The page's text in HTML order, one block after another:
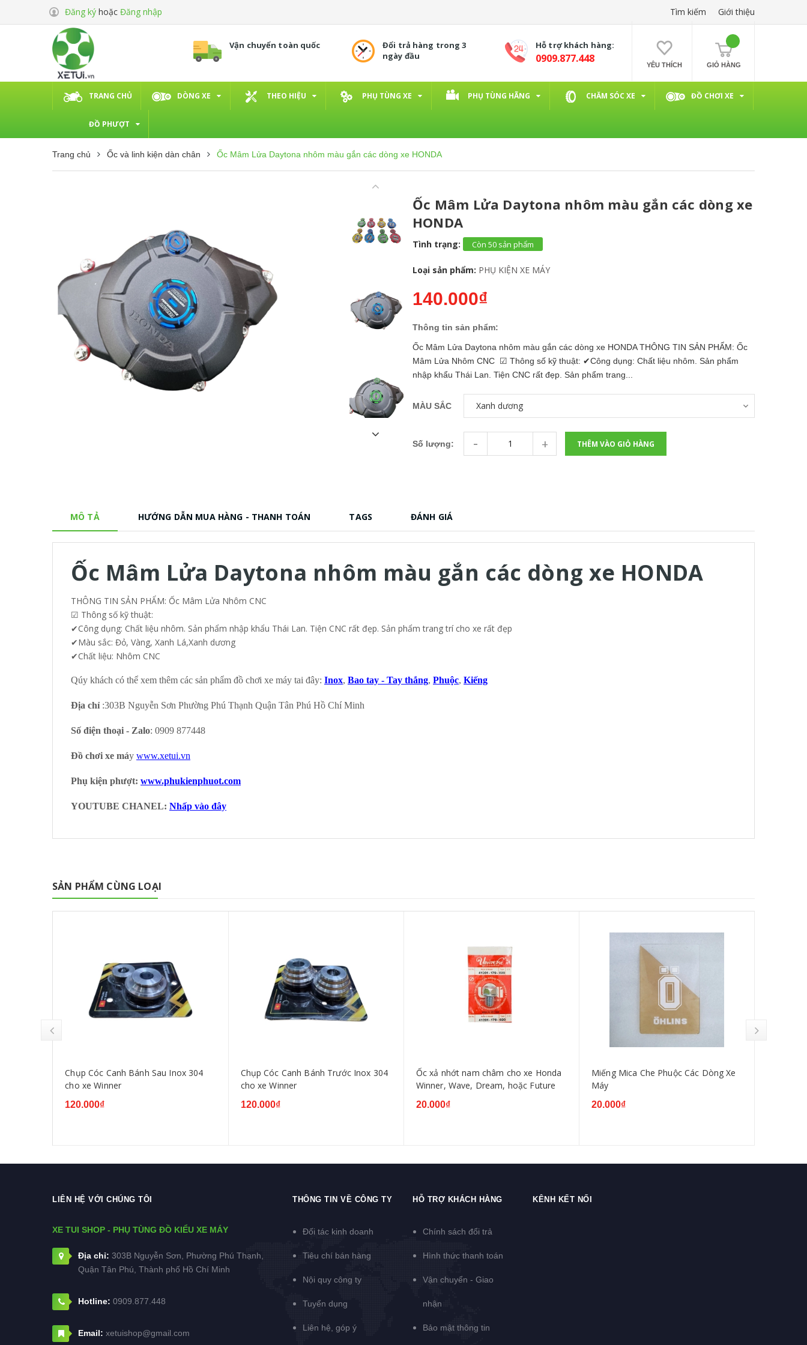
Đăng ký hoặc Đăng nhập Tìm kiếm Giới thiệu
Vận chuyển toàn quốc
Đổi trả hàng trong 3
ngày đầu
Hỗ trợ khách hàng:
0909.877.448 YÊU THÍCH GIỎ HÀNG
TRANG CHỦ DÒNG XE THEO HIỆU PHỤ TÙNG XE PHỤ TÙNG HÃNG CHĂM SÓC XE ĐỒ CHƠI XE
ĐỒ PHƯỢT
Trang chủ Ốc và linh kiện dàn chân Ốc Mâm Lửa Daytona nhôm màu gắn các dòng xe HONDA
Ốc Mâm Lửa Daytona nhôm màu gắn các dòng xe
HONDA
Tình trạng: Còn 50 sản phẩm
Loại sản phẩm: PHỤ KIỆN XE MÁY
140.000₫
Thông tin sản phẩm:
Ốc Mâm Lửa Daytona nhôm màu gắn các dòng xe HONDA THÔNG TIN SẢN PHẨM: Ốc
Mâm Lửa Nhôm CNC ☑ Thông số kỹ thuật: ✔Công dụng: Chất liệu nhôm. Sản phẩm
nhập khẩu Thái Lan. Tiện CNC rất đẹp. Sản phẩm trang...
MÀU SẮC
Số lượng: - + THÊM VÀO GIỎ HÀNG
MÔ TẢ HƯỚNG DẪN MUA HÀNG - THANH TOÁN TAGS ĐÁNH GIÁ
Ốc Mâm Lửa Daytona nhôm màu gắn các dòng xe HONDA
THÔNG TIN SẢN PHẨM: Ốc Mâm Lửa Nhôm CNC
☑ Thông số kỹ thuật:
✔Công dụng: Chất liệu nhôm. Sản phẩm nhập khẩu Thái Lan. Tiện CNC rất đẹp. Sản phẩm trang trí cho xe rất đẹp
✔Màu sắc: Đỏ, Vàng, Xanh Lá,Xanh dương
✔Chất liệu: Nhôm CNC
Qúy khách có thể xem thêm các sản phẩm đồ chơi xe máy tai đây: Inox, Bao tay - Tay thắng, Phuộc, Kiếng
Địa chỉ :303B Nguyễn Sơn Phường Phú Thạnh Quận Tân Phú Hồ Chí Minh
Số điện thoại - Zalo: 0909 877448
Đồ chơi xe máy www.xetui.vn
Phụ kiện phượt: www.phukienphuot.com
YOUTUBE CHANEL: Nhấp vào đây
SẢN PHẨM CÙNG LOẠI
Chụp Cóc Canh Bánh Sau Inox 304
cho xe Winner
120.000₫
Chụp Cóc Canh Bánh Trước Inox 304
cho xe Winner
120.000₫
Ốc xả nhớt nam châm cho xe Honda
Winner, Wave, Dream, hoặc Future
20.000₫
Miếng Mica Che Phuộc Các Dòng Xe
Máy
20.000₫
LIÊN HỆ VỚI CHÚNG TÔI
XE TUI SHOP - PHỤ TÙNG ĐỒ KIỂU XE MÁY
Địa chỉ: 303B Nguyễn Sơn, Phường Phú Thạnh,
Quận Tân Phú, Thành phố Hồ Chí Minh
Hotline: 0909.877.448
Email: xetuishop@gmail.com
THÔNG TIN VỀ CÔNG TY
Đối tác kinh doanh
Tiêu chí bán hàng
Nội quy công ty
Tuyển dụng
Liên hệ, góp ý
HỖ TRỢ KHÁCH HÀNG
Chính sách đổi trả
Hình thức thanh toán
Vận chuyển - Giao
nhận
Bảo mật thông tin
KÊNH KẾT NỐI